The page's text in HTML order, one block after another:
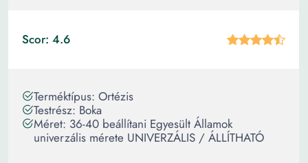
Scor: 4.6
Terméktípus: Ortézis
Testrész: Boka
Méret: 36-40 beállítani Egyesült Államok
univerzális mérete UNIVERZÁLIS / ÁLLÍTHATÓ